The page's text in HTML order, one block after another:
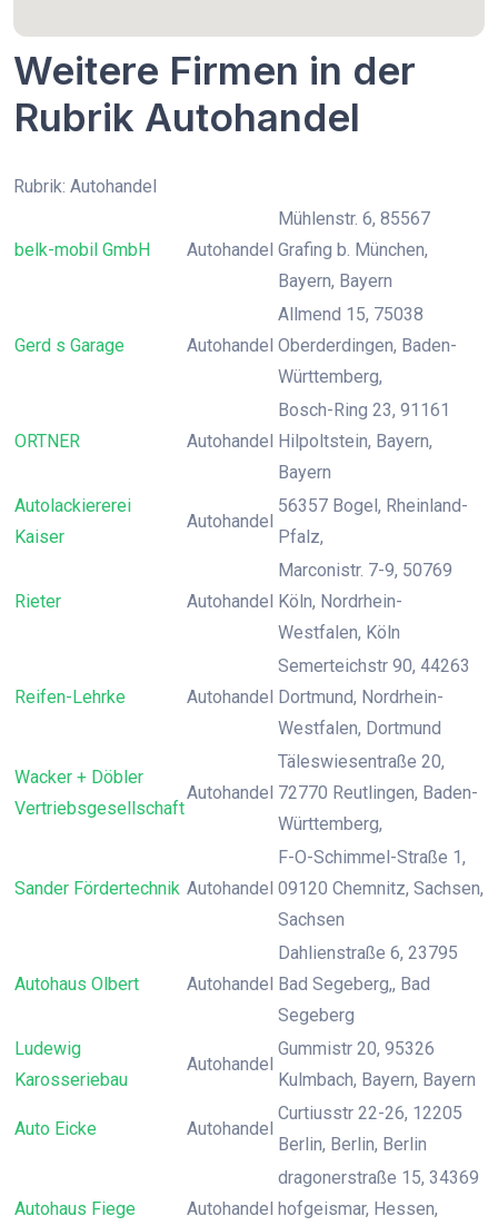
Weitere Firmen in der
Rubrik Autohandel
Rubrik: Autohandel
belk-mobil GmbH Autohandel
Mühlenstr. 6, 85567
Grafing b. München,
Bayern, Bayern
Gerd s Garage Autohandel
Allmend 15, 75038
Oberderdingen, Baden-
Württemberg,
ORTNER Autohandel
Bosch-Ring 23, 91161
Hilpoltstein, Bayern,
Bayern
Autolackiererei
Kaiser
Autohandel
56357 Bogel, Rheinland-
Pfalz,
Rieter Autohandel
Marconistr. 7-9, 50769
Köln, Nordrhein-
Westfalen, Köln
Reifen-Lehrke Autohandel
Semerteichstr 90, 44263
Dortmund, Nordrhein-
Westfalen, Dortmund
Wacker + Döbler
Vertriebsgesellschaft
Autohandel
Täleswiesentraße 20,
72770 Reutlingen, Baden-
Württemberg,
Sander Fördertechnik Autohandel
F-O-Schimmel-Straße 1,
09120 Chemnitz, Sachsen,
Sachsen
Autohaus Olbert Autohandel
Dahlienstraße 6, 23795
Bad Segeberg,, Bad
Segeberg
Ludewig
Karosseriebau
Autohandel
Gummistr 20, 95326
Kulmbach, Bayern, Bayern
Auto Eicke Autohandel
Curtiusstr 22-26, 12205
Berlin, Berlin, Berlin
Autohaus Fiege Autohandel
dragonerstraße 15, 34369
hofgeismar, Hessen,